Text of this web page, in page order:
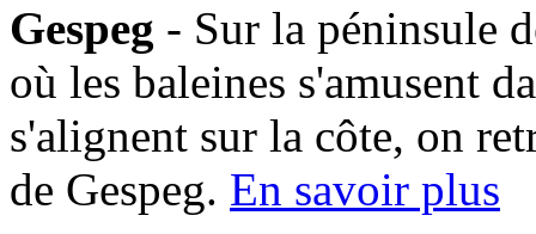
Gespeg - Sur la péninsule
où les baleines s'amusent
s'alignent sur la côte, on
de Gespeg. En savoir plus